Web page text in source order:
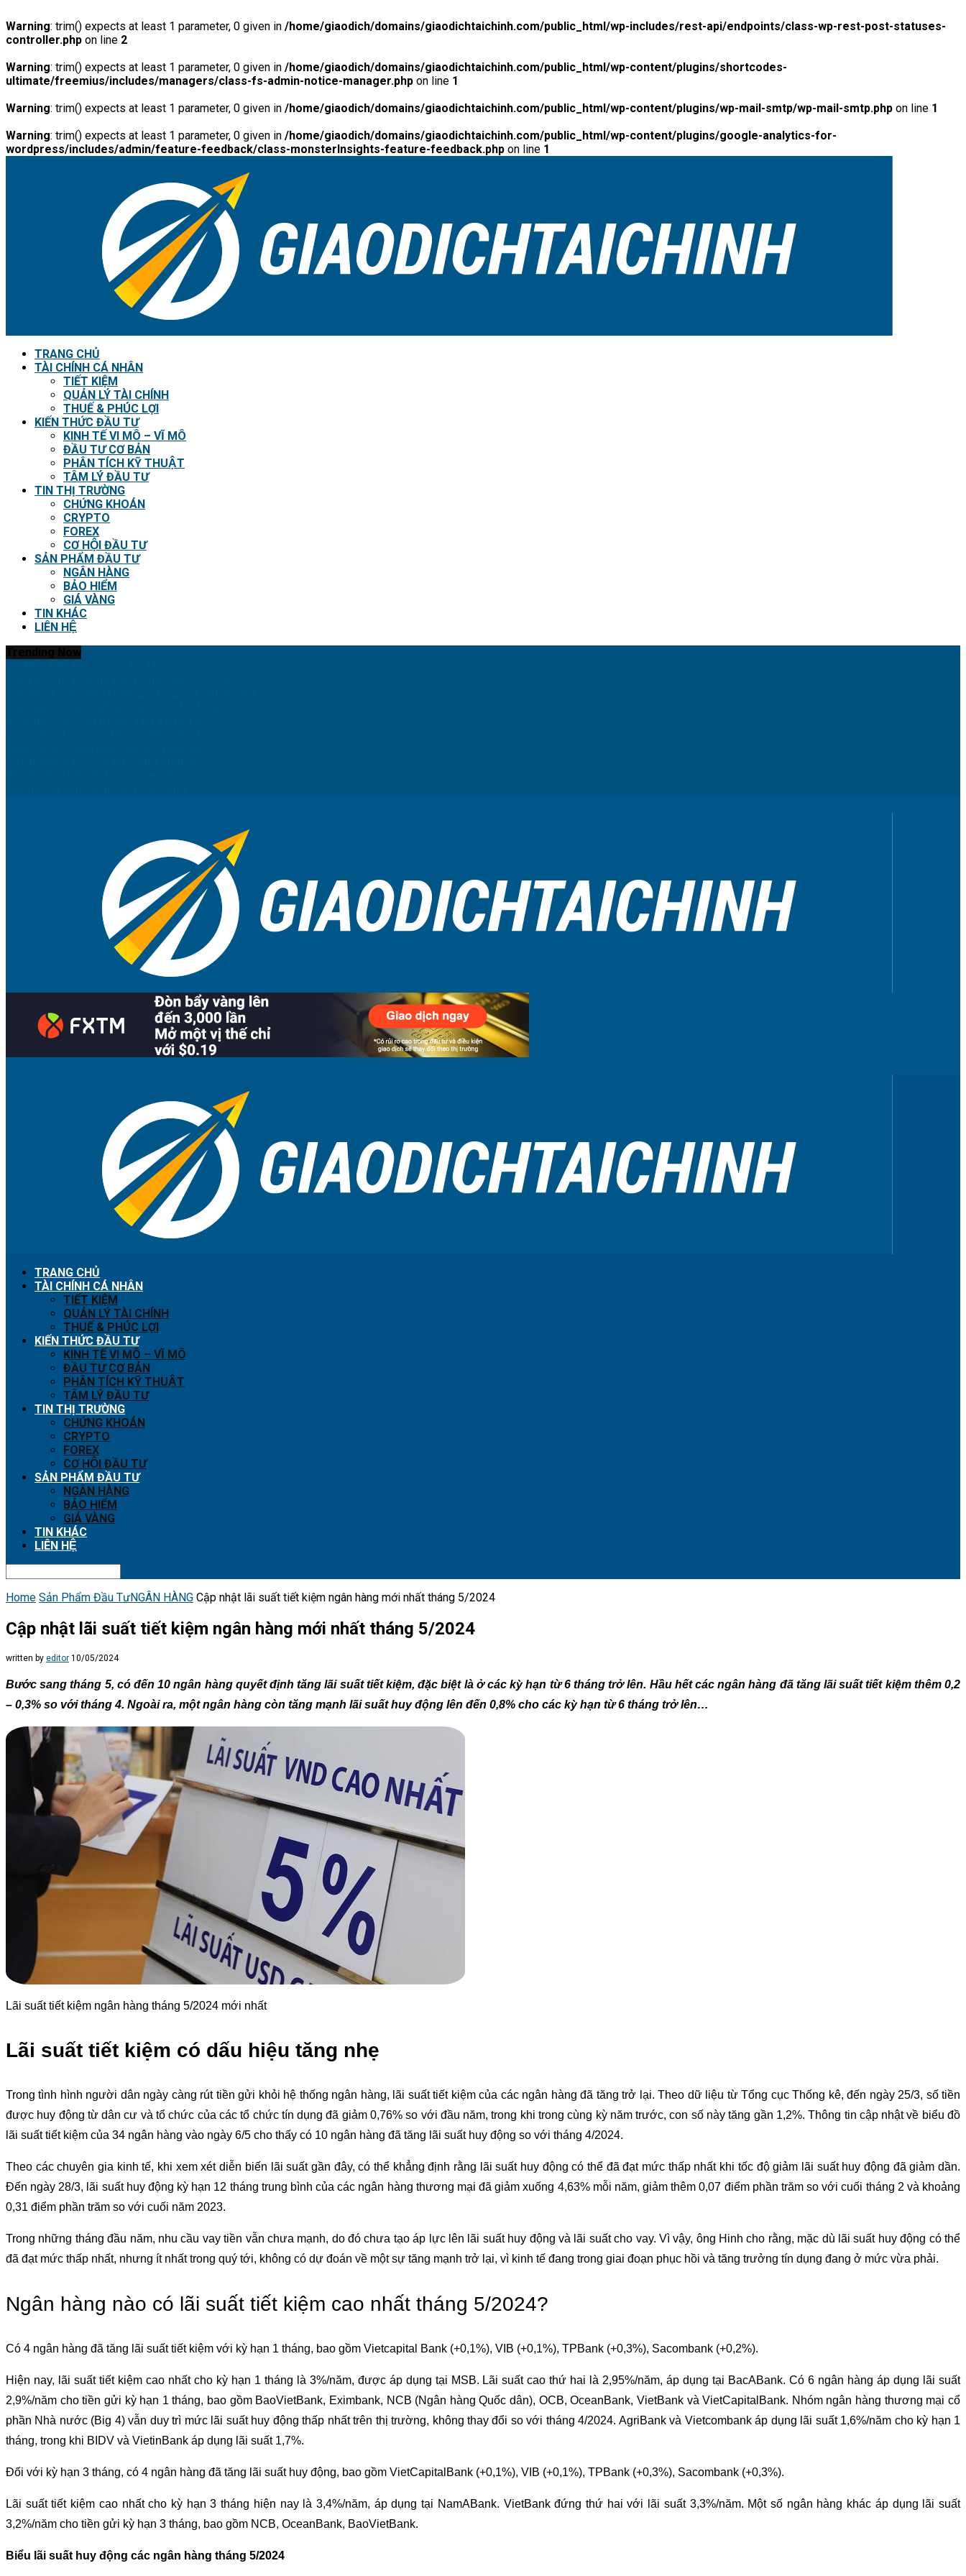
Warning: trim() expects at least 1 parameter, 0 given in /home/giaodich/domains/giaodichtaichinh.com/public_html/wp-includes/rest-api/endpoints/class-wp-rest-post-statuses-
controller.php on line 2
Warning: trim() expects at least 1 parameter, 0 given in /home/giaodich/domains/giaodichtaichinh.com/public_html/wp-content/plugins/shortcodes-
ultimate/freemius/includes/managers/class-fs-admin-notice-manager.php on line 1
Warning: trim() expects at least 1 parameter, 0 given in /home/giaodich/domains/giaodichtaichinh.com/public_html/wp-content/plugins/wp-mail-smtp/wp-mail-smtp.php on line 1
Warning: trim() expects at least 1 parameter, 0 given in /home/giaodich/domains/giaodichtaichinh.com/public_html/wp-content/plugins/google-analytics-for-
wordpress/includes/admin/feature-feedback/class-monsterInsights-feature-feedback.php on line 1
TRANG CHỦ
TÀI CHÍNH CÁ NHÂN
TIẾT KIỆM
QUẢN LÝ TÀI CHÍNH
THUẾ & PHÚC LỢI
KIẾN THỨC ĐẦU TƯ
KINH TẾ VI MÔ – VĨ MÔ
ĐẦU TƯ CƠ BẢN
PHÂN TÍCH KỸ THUẬT
TÂM LÝ ĐẦU TƯ
TIN THỊ TRƯỜNG
CHỨNG KHOÁN
CRYPTO
FOREX
CƠ HỘI ĐẦU TƯ
SẢN PHẨM ĐẦU TƯ
NGÂN HÀNG
BẢO HIỂM
GIÁ VÀNG
TIN KHÁC
LIÊN HỆ
TRANG CHỦ
TÀI CHÍNH CÁ NHÂN
TIẾT KIỆM
QUẢN LÝ TÀI CHÍNH
THUẾ & PHÚC LỢI
KIẾN THỨC ĐẦU TƯ
KINH TẾ VI MÔ – VĨ MÔ
ĐẦU TƯ CƠ BẢN
PHÂN TÍCH KỸ THUẬT
TÂM LÝ ĐẦU TƯ
TIN THỊ TRƯỜNG
CHỨNG KHOÁN
CRYPTO
FOREX
CƠ HỘI ĐẦU TƯ
SẢN PHẨM ĐẦU TƯ
NGÂN HÀNG
BẢO HIỂM
GIÁ VÀNG
TIN KHÁC
LIÊN HỆ
Home Sản Phẩm Đầu TưNGÂN HÀNG Cập nhật lãi suất tiết kiệm ngân hàng mới nhất tháng 5/2024
Cập nhật lãi suất tiết kiệm ngân hàng mới nhất tháng 5/2024
written by editor 10/05/2024
Bước sang tháng 5, có đến 10 ngân hàng quyết định tăng lãi suất tiết kiệm, đặc biệt là ở các kỳ hạn từ 6 tháng trở lên. Hầu hết các ngân hàng đã tăng lãi suất tiết kiệm thêm 0,2
– 0,3% so với tháng 4. Ngoài ra, một ngân hàng còn tăng mạnh lãi suất huy động lên đến 0,8% cho các kỳ hạn từ 6 tháng trở lên…
Lãi suất tiết kiệm ngân hàng tháng 5/2024 mới nhất
Lãi suất tiết kiệm có dấu hiệu tăng nhẹ
Trong tình hình người dân ngày càng rút tiền gửi khỏi hệ thống ngân hàng, lãi suất tiết kiệm của các ngân hàng đã tăng trở lại. Theo dữ liệu từ Tổng cục Thống kê, đến ngày 25/3, số tiền
được huy động từ dân cư và tổ chức của các tổ chức tín dụng đã giảm 0,76% so với đầu năm, trong khi trong cùng kỳ năm trước, con số này tăng gần 1,2%. Thông tin cập nhật về biểu đồ
lãi suất tiết kiệm của 34 ngân hàng vào ngày 6/5 cho thấy có 10 ngân hàng đã tăng lãi suất huy động so với tháng 4/2024.
Theo các chuyên gia kinh tế, khi xem xét diễn biến lãi suất gần đây, có thể khẳng định rằng lãi suất huy động có thể đã đạt mức thấp nhất khi tốc độ giảm lãi suất huy động đã giảm dần.
Đến ngày 28/3, lãi suất huy động kỳ hạn 12 tháng trung bình của các ngân hàng thương mại đã giảm xuống 4,63% mỗi năm, giảm thêm 0,07 điểm phần trăm so với cuối tháng 2 và khoảng
0,31 điểm phần trăm so với cuối năm 2023.
Trong những tháng đầu năm, nhu cầu vay tiền vẫn chưa mạnh, do đó chưa tạo áp lực lên lãi suất huy động và lãi suất cho vay. Vì vậy, ông Hinh cho rằng, mặc dù lãi suất huy động có thể
đã đạt mức thấp nhất, nhưng ít nhất trong quý tới, không có dự đoán về một sự tăng mạnh trở lại, vì kinh tế đang trong giai đoạn phục hồi và tăng trưởng tín dụng đang ở mức vừa phải.
Ngân hàng nào có lãi suất tiết kiệm cao nhất tháng 5/2024?
Có 4 ngân hàng đã tăng lãi suất tiết kiệm với kỳ hạn 1 tháng, bao gồm Vietcapital Bank (+0,1%), VIB (+0,1%), TPBank (+0,3%), Sacombank (+0,2%).
Hiện nay, lãi suất tiết kiệm cao nhất cho kỳ hạn 1 tháng là 3%/năm, được áp dụng tại MSB. Lãi suất cao thứ hai là 2,95%/năm, áp dụng tại BacABank. Có 6 ngân hàng áp dụng lãi suất
2,9%/năm cho tiền gửi kỳ hạn 1 tháng, bao gồm BaoVietBank, Eximbank, NCB (Ngân hàng Quốc dân), OCB, OceanBank, VietBank và VietCapitalBank. Nhóm ngân hàng thương mại cổ
phần Nhà nước (Big 4) vẫn duy trì mức lãi suất huy động thấp nhất trên thị trường, không thay đổi so với tháng 4/2024. AgriBank và Vietcombank áp dụng lãi suất 1,6%/năm cho kỳ hạn 1
tháng, trong khi BIDV và VietinBank áp dụng lãi suất 1,7%.
Đối với kỳ hạn 3 tháng, có 4 ngân hàng đã tăng lãi suất huy động, bao gồm VietCapitalBank (+0,1%), VIB (+0,1%), TPBank (+0,3%), Sacombank (+0,3%).
Lãi suất tiết kiệm cao nhất cho kỳ hạn 3 tháng hiện nay là 3,4%/năm, áp dụng tại NamABank. VietBank đứng thứ hai với lãi suất 3,3%/năm. Một số ngân hàng khác áp dụng lãi suất
3,2%/năm cho tiền gửi kỳ hạn 3 tháng, bao gồm NCB, OceanBank, BaoVietBank.
Biểu lãi suất huy động các ngân hàng tháng 5/2024